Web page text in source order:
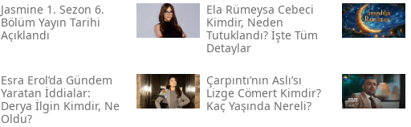
Jasmine 1. Sezon 6.
Bölüm Yayın Tarihi
Açıklandı
Ela Rümeysa Cebeci
Kimdir, Neden
Tutuklandı? İşte Tüm
Detaylar
Esra Erol’da Gündem
Yaratan İddialar:
Derya İlgin Kimdir, Ne
Oldu?
Çarpıntı’nın Aslı’sı
Lizge Cömert Kimdir?
Kaç Yaşında Nereli?